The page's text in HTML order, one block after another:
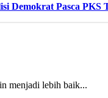
Demokrat Pasca PKS
menjadi lebih baik...